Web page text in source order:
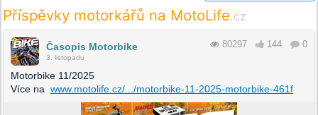
Příspěvky motorkářů na MotoLife.cz
Časopis Motorbike
3. listopadu
80297 144 0
Motorbike 11/2025
Více na www.motolife.cz/.../motorbike-11-2025-motorbike-461f